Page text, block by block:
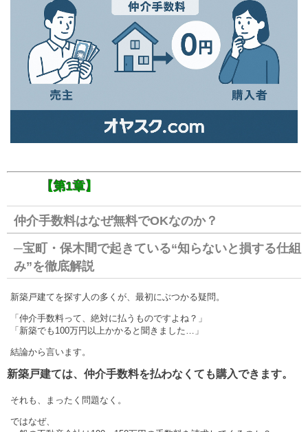
【第1章】
仲介手数料はなぜ無料でOKなのか？
─宝町・保木間で起きている“知らないと損する仕組
み”を徹底解説
新築戸建てを探す人の多くが、最初にぶつかる疑問。
「仲介手数料って、絶対に払うものですよね？」
「新築でも100万円以上かかると聞きました…」
結論から言います。
新築戸建ては、仲介手数料を払わなくても購入できます。
それも、まったく問題なく。
ではなぜ、